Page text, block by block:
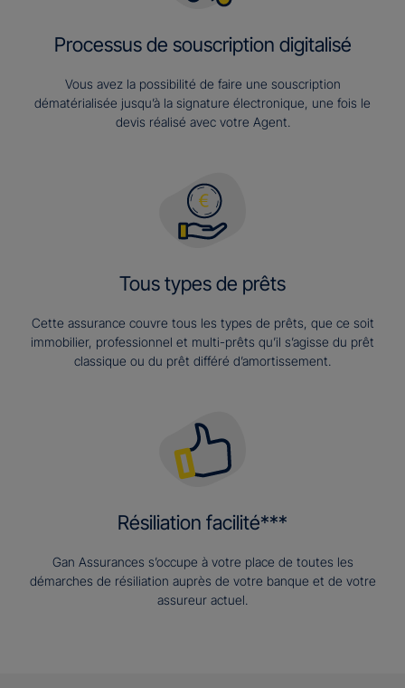
Processus de souscription digitalisé
Vous avez la possibilité de faire une souscription
dématérialisée jusqu’à la signature électronique, une fois le
devis réalisé avec votre Agent.
Tous types de prêts
Cette assurance couvre tous les types de prêts, que ce soit
immobilier, professionnel et multi-prêts qu’il s’agisse du prêt
classique ou du prêt différé d’amortissement.
Résiliation facilité***
Gan Assurances s’occupe à votre place de toutes les
démarches de résiliation auprès de votre banque et de votre
assureur actuel.